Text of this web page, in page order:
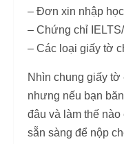
– Đơn xin nhập học
– Chứng chỉ
– Các loại giấy tờ
Nhìn chung giấy
nhưng nếu bạn
đâu và làm thế
sẵn sàng để nộp